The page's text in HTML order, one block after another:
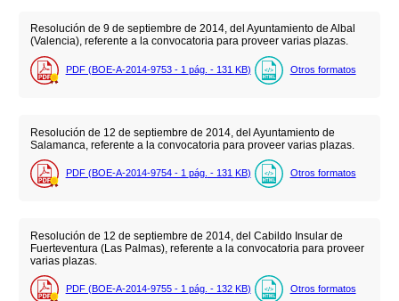
Resolución de 9 de septiembre de 2014, del Ayuntamiento de Albal
(Valencia), referente a la convocatoria para proveer varias plazas.
PDF (BOE-A-2014-9753 - 1 pág. - 131 KB) Otros formatos
Resolución de 12 de septiembre de 2014, del Ayuntamiento de
Salamanca, referente a la convocatoria para proveer varias plazas.
PDF (BOE-A-2014-9754 - 1 pág. - 131 KB) Otros formatos
Resolución de 12 de septiembre de 2014, del Cabildo Insular de
Fuerteventura (Las Palmas), referente a la convocatoria para proveer
varias plazas.
PDF (BOE-A-2014-9755 - 1 pág. - 132 KB) Otros formatos